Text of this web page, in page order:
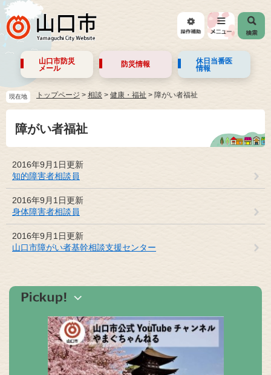
山口市防災
メール
防災情報
休日当番医
情報
現在地 トップページ > 相談 > 健康・福祉 > 障がい者福祉
障がい者福祉
2016年9月1日更新
知的障害者相談員
2016年9月1日更新
身体障害者相談員
2016年9月1日更新
山口市障がい者基幹相談支援センター